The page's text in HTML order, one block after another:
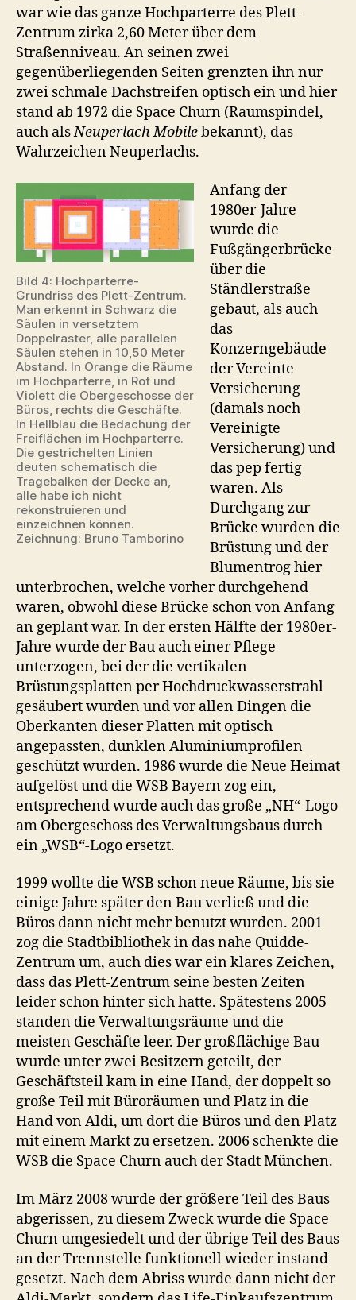
war wie das ganze Hochparterre des Plett-
Zentrum zirka 2,60 Meter über dem
Straßenniveau. An seinen zwei
gegenüberliegenden Seiten grenzten ihn nur
zwei schmale Dachstreifen optisch ein und hier
stand ab 1972 die Space Churn (Raumspindel,
auch alsNeuperlach Mobilebekannt), das
Wahrzeichen Neuperlachs.
Bild 4: Hochparterre-
Grundriss des Plett-Zentrum.
Man erkennt in Schwarz die
Säulen in versetztem
Doppelraster, alle parallelen
Säulen stehen in 10,50 Meter
Abstand. In Orange die Räume
im Hochparterre, in Rot und
Violett die Obergeschosse der
Büros, rechts die Geschäfte.
In Hellblau die Bedachung der
Freiflächen im Hochparterre.
Die gestrichelten Linien
deuten schematisch die
Tragebalken der Decke an,
alle habe ich nicht
rekonstruieren und
einzeichnen können.
Zeichnung: Bruno Tamborino
Anfang der
1980er-Jahre
wurde die
Fußgängerbrücke
über die
Ständlerstraße
gebaut, als auch
das
Konzerngebäude
der Vereinte
Versicherung
(damals noch
Vereinigte
Versicherung) und
das pep fertig
waren. Als
Durchgang zur
Brücke wurden die
Brüstung und der
Blumentrog hier
unterbrochen, welche vorher durchgehend
waren, obwohl diese Brücke schon von Anfang
an geplant war. In der ersten Hälfte der 1980er-
Jahre wurde der Bau auch einer Pflege
unterzogen, bei der die vertikalen
Brüstungsplatten per Hochdruckwasserstrahl
gesäubert wurden und vor allen Dingen die
Oberkanten dieser Platten mit optisch
angepassten, dunklen Aluminiumprofilen
geschützt wurden. 1986 wurde die Neue Heimat
aufgelöst und die WSB Bayern zog ein,
entsprechend wurde auch das große „NH“-Logo
am Obergeschoss des Verwaltungsbaus durch
ein „WSB“-Logo ersetzt.
1999 wollte die WSB schon neue Räume, bis sie
einige Jahre später den Bau verließ und die
Büros dann nicht mehr benutzt wurden. 2001
zog die Stadtbibliothek in das nahe Quidde-
Zentrum um, auch dies war ein klares Zeichen,
dass das Plett-Zentrum seine besten Zeiten
leider schon hinter sich hatte. Spätestens 2005
standen die Verwaltungsräume und die
meisten Geschäfte leer. Der großflächige Bau
wurde unter zwei Besitzern geteilt, der
Geschäftsteil kam in eine Hand, der doppelt so
große Teil mit Büroräumen und Platz in die
Hand von Aldi, um dort die Büros und den Platz
mit einem Markt zu ersetzen. 2006 schenkte die
WSB die Space Churn auch der Stadt München.
Im März 2008 wurde der größere Teil des Baus
abgerissen, zu diesem Zweck wurde die Space
Churn umgesiedelt und der übrige Teil des Baus
an der Trennstelle funktionell wieder instand
gesetzt. Nach dem Abriss wurde dann nicht der